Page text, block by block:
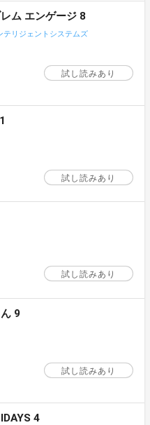
ム エンゲージ 8
テリジェントシステムズ
試し読みあり
試し読みあり
試し読みあり
9
試し読みあり
4